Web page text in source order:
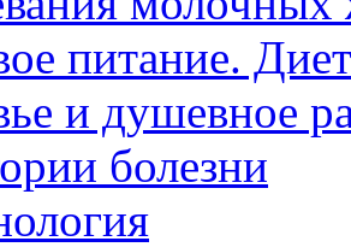
питание.
и душевное
болезни